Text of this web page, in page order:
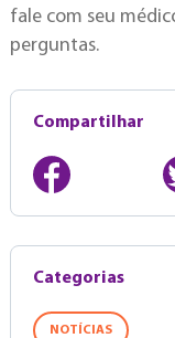
fale com seu
perguntas.
Compartilhar
Categorias
NOTÍCIAS